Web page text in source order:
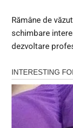
Rămâne de
schimbare
dezvoltare